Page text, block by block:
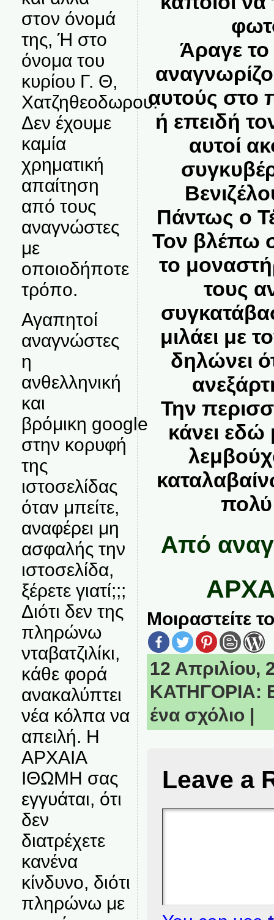
στον όνομά
της, Ή στο
όνομα του
κυρίου Γ. Θ,
Χατζηθεοδωρου.
Δεν έχουμε
καμία
χρηματική
απαίτηση
από τους
αναγνώστες
με
οποιοδήποτε
τρόπο.
Αγαπητοί
αναγνώστες
η
ανθελληνική
και
βρόμικη google
στην κορυφή
της
ιστοσελίδας
όταν μπείτε,
αναφέρει μη
ασφαλής την
ιστοσελίδα,
ξέρετε γιατί;;;
Διότι δεν της
πληρώνω
νταβατζιλίκι,
κάθε φορά
ανακαλύπτει
νέα κόλπα να
απειλή. Η
ΑΡΧΑΙΑ
ΙΘΩΜΗ σας
εγγυάται, ότι
δεν
διατρέχετε
κανένα
κίνδυνο, διότι
πληρώνω με
Άραγε το
αυτούς στο
ή επειδή
αυτοί
Πάντως ο
Τον βλέπω
το
τους
μιλάει με
δηλώνει
Την
κάνει εδώ
πολύ
Από
Μοιραστείτε
12 Απριλίου,
ΚΑΤΗΓΟΡΙΑ:
ένα σχόλιο
Leave a